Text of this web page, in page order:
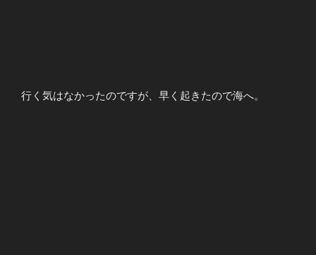
行く気はなかったのですが、早く起きたので海へ。